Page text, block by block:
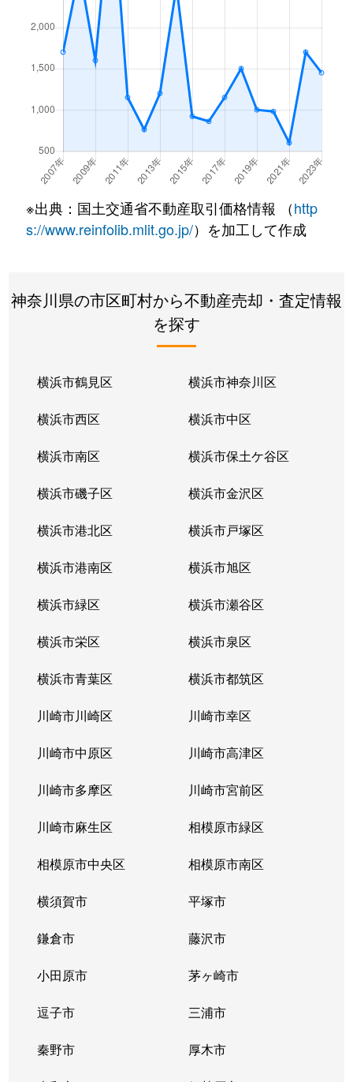
※出典：国土交通省不動産取引価格情報 （http
s://www.reinfolib.mlit.go.jp/）を加工して作成
神奈川県の市区町村から不動産売却・査定情報
を探す
横浜市鶴見区 横浜市神奈川区
横浜市西区 横浜市中区
横浜市南区 横浜市保土ケ谷区
横浜市磯子区 横浜市金沢区
横浜市港北区 横浜市戸塚区
横浜市港南区 横浜市旭区
横浜市緑区 横浜市瀬谷区
横浜市栄区 横浜市泉区
横浜市青葉区 横浜市都筑区
川崎市川崎区 川崎市幸区
川崎市中原区 川崎市高津区
川崎市多摩区 川崎市宮前区
川崎市麻生区 相模原市緑区
相模原市中央区 相模原市南区
横須賀市 平塚市
鎌倉市 藤沢市
小田原市 茅ヶ崎市
逗子市 三浦市
秦野市 厚木市